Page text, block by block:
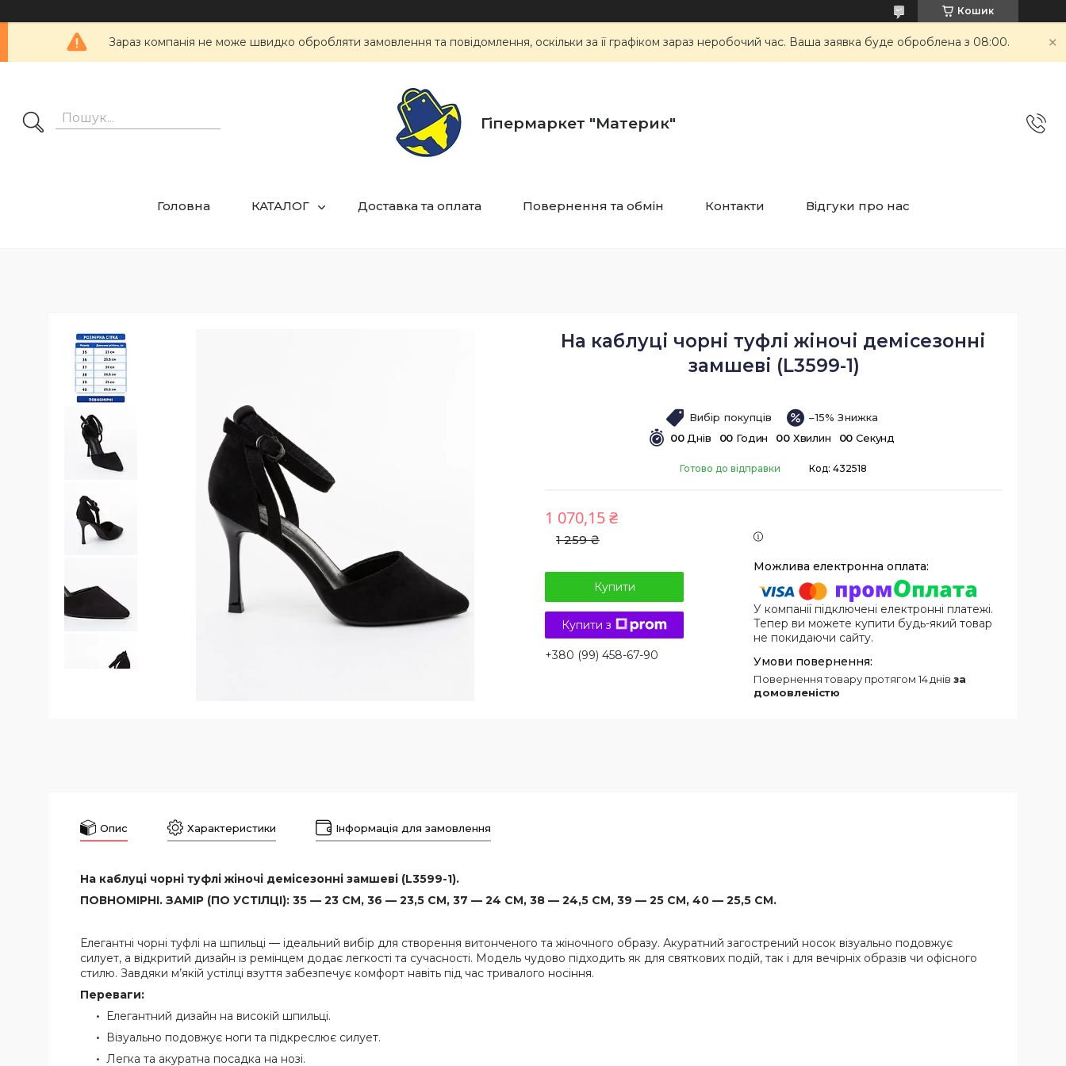
Кошик
Зараз компанія не може швидко обробляти замовлення та повідомлення, оскільки за її графіком зараз неробочий час. Ваша заявка буде оброблена з 08:00.
Гіпермаркет "Материк"
Головна КАТАЛОГ Доставка та оплата Повернення та обмін Контакти Відгуки про нас
На каблуці чорні туфлі жіночі демісезонні
замшеві (L3599-1)
Вибір покупців
–15%
00 Днів 00 Годин 00 Хвилин 00 Секунд
Готово до відправки Код: 432518
1 259 ₴
1 070,15 ₴
Купити
Купити з
+380 (99) 458-67-90
У компанії підключені електронні платежі.
Тепер ви можете купити будь-який товар
не покидаючи сайту.
повернення товару протягом 14 днів за
домовленістю
Опис Характеристики Інформація для замовлення
На каблуці чорні туфлі жіночі демісезонні замшеві (L3599-1).
ПОВНОМІРНІ. ЗАМІР (ПО УСТІЛЦІ): 35 — 23 СМ, 36 — 23,5 СМ, 37 — 24 СМ, 38 — 24,5 СМ, 39 — 25 СМ, 40 — 25,5 СМ.
Елегантні чорні туфлі на шпильці — ідеальний вибір для створення витонченого та жіночного образу. Акуратний загострений носок візуально подовжує
силует, а відкритий дизайн із ремінцем додає легкості та сучасності. Модель чудово підходить як для святкових подій, так і для вечірніх образів чи офісного
стилю. Завдяки м’якій устілці взуття забезпечує комфорт навіть під час тривалого носіння.
Переваги:
Елегантний дизайн на високій шпильці.
Візуально подовжує ноги та підкреслює силует.
Легка та акуратна посадка на нозі.